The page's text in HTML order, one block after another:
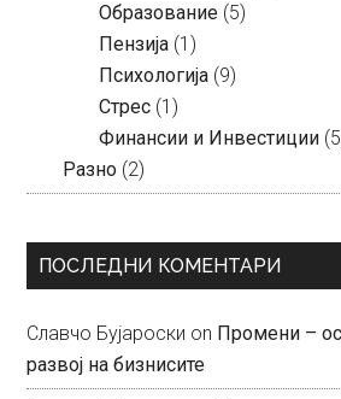
Образование (5)
Пензија (1)
Психологија (9)
Стрес (1)
Финансии и Инвестиции
Разно (2)
ПОСЛЕДНИ КОМЕНТАРИ
Славчо Бујароски on Промени –
развој на бизнисите